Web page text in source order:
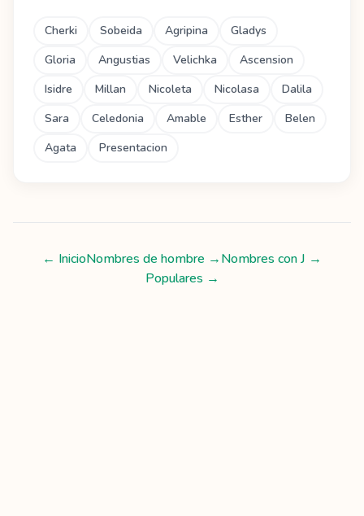
Cherki Sobeida Agripina
Gladys
Gloria
Angustias Velichka
Ascension
Isidre
Millan Nicoleta Nicolasa
Dalila
Sara
Celedonia Amable Esther
Belen
Agata
Presentacion
← InicioNombres de hombre →Nombres conJ →
Populares →